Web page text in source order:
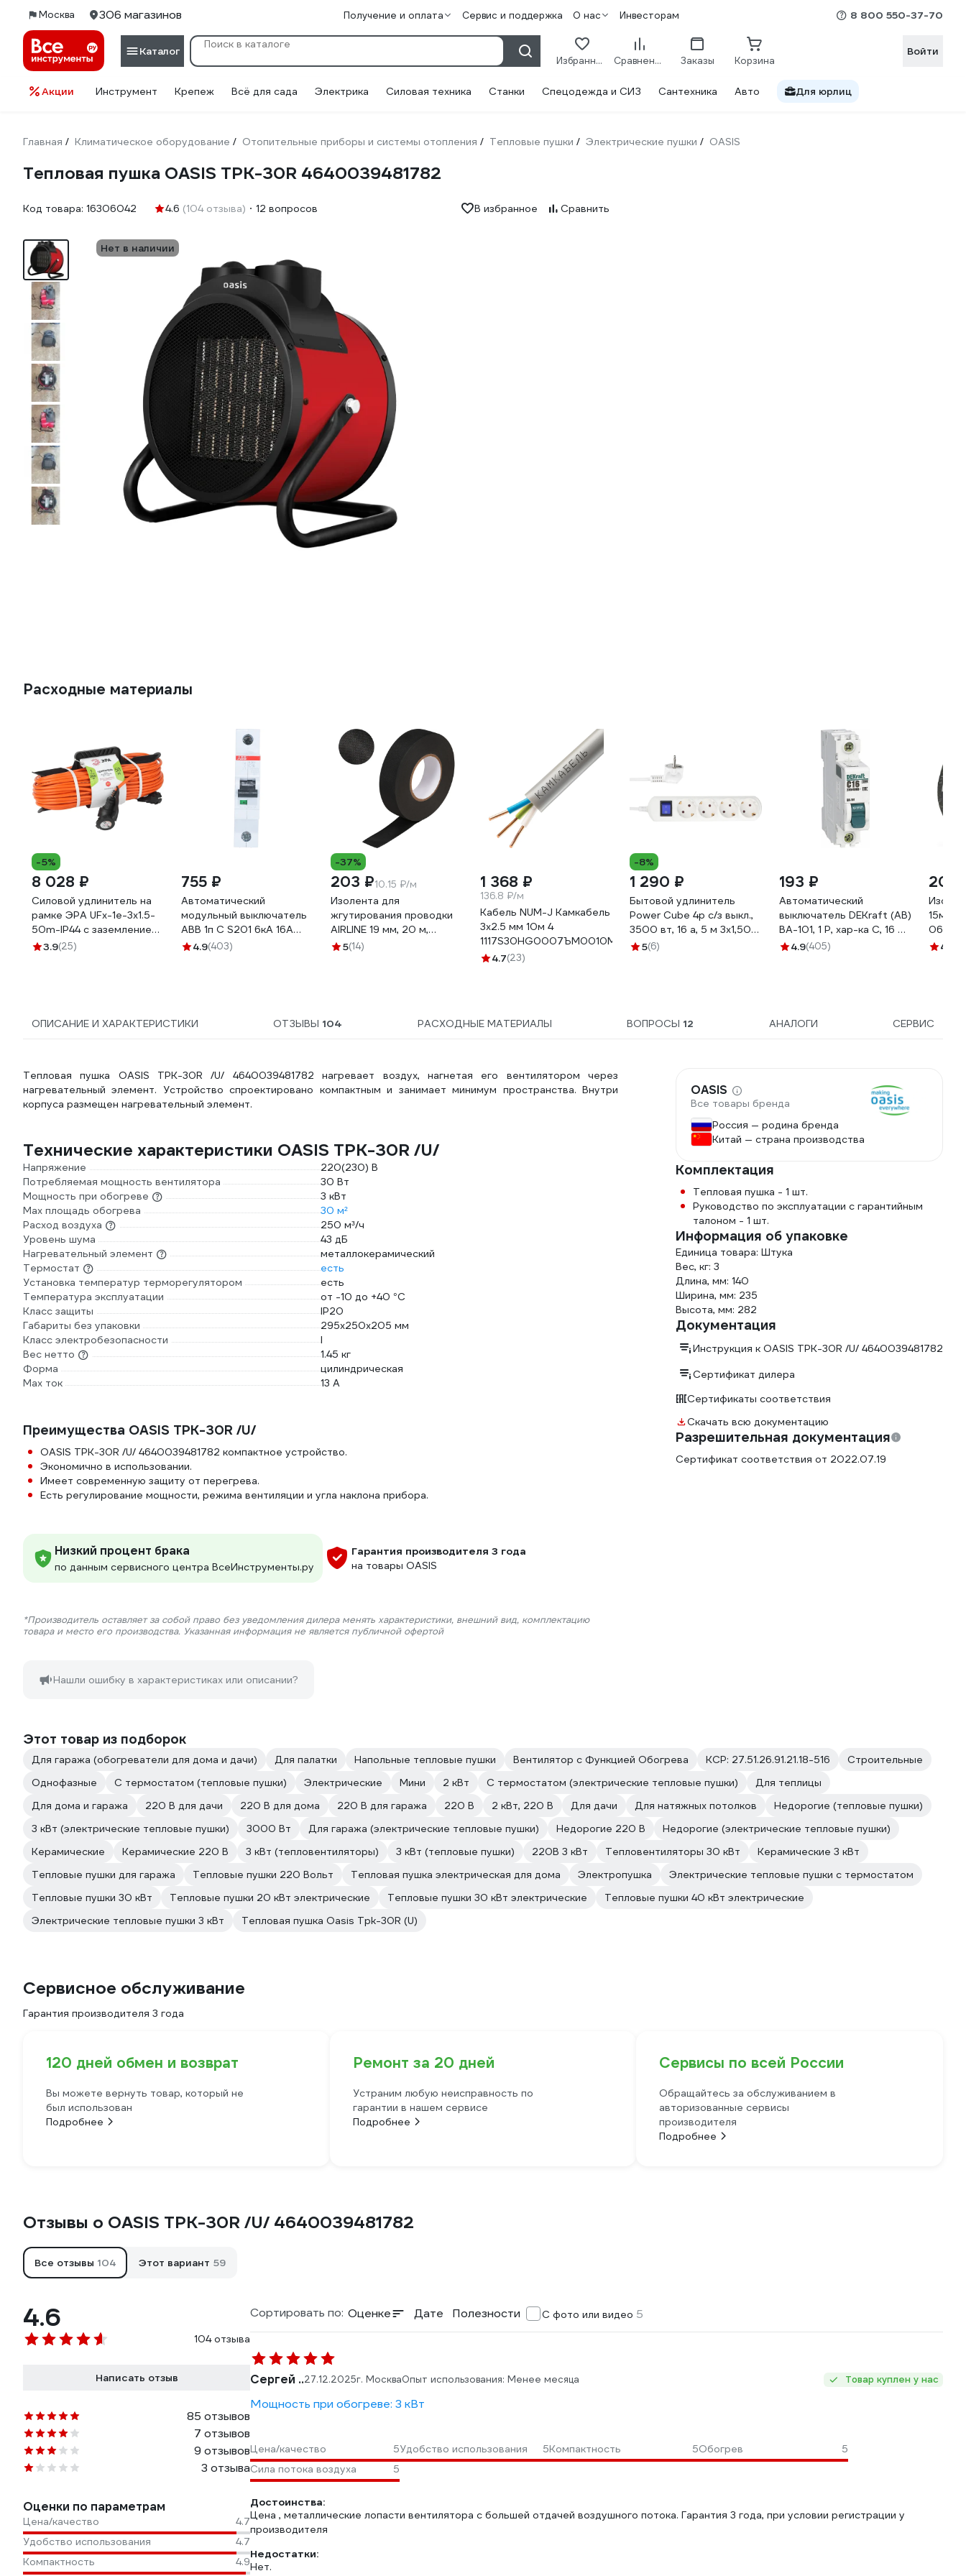
Москва 306 магазинов Получение и оплата Сервис и поддержка О нас Инвесторам 8 800 550-37-70
Каталог
Избранное Сравнение Заказы Корзина
Войти
Акции Инструмент Крепеж Всё для сада Электрика Силовая техника Станки Спецодежда и СИЗ Сантехника Авто Для юрлиц
Главная / Климатическое оборудование / Отопительные приборы и системы отопления / Тепловые пушки / Электрические пушки / OASIS
Тепловая пушка OASIS ТРК-30R 4640039481782
Код товара: 16306042 4.6 (104 отзыва) 12 вопросов В избранное Сравнить
Нет в наличии
Расходные материалы
-5%
8 028 ₽
Силовой удлинитель на
рамке ЭРА UFx-1e-3x1.5-
50m-IP44 с заземлением
1 гнездо 50м ПВС 3х1.5
3.9(25)
755 ₽
Автоматический
модульный выключатель
ABB 1п C S201 6кА 16А
2CDS251001R0164
4.9(403)
-37%
203 ₽10.15 ₽/м
Изолента для
жгутирования проводки
AIRLINE 19 мм, 20 м,
термостойкая, на основе
5(14)
1 368 ₽
136.8 ₽/м
Кабель NUM-J Камкабель
3x2.5 мм 10м 4
1117S30HG0007ЪM0010М
4.7(23)
-8%
1 290 ₽
Бытовой удлинитель
Power Cube 4р с/з выкл.,
3500 вт, 16 а, 5 м 3x1,50
белый PC-5B-5M
5(6)
193 ₽
Автоматический
выключатель DEKraft (АВ)
ВА-101, 1 Р, хар-ка C, 16 А,
4.5 кА 11054DEK
4.9(405)
208
15мм
065
4.6
ОПИСАНИЕ И ХАРАКТЕРИСТИКИ ОТЗЫВЫ 104 РАСХОДНЫЕ МАТЕРИАЛЫ ВОПРОСЫ 12 АНАЛОГИ СЕРВИС
Тепловая пушка OASIS ТРК-30R /U/ 4640039481782 нагревает воздух, нагнетая его вентилятором через
нагревательный элемент. Устройство спроектировано компактным и занимает минимум пространства. Внутри
корпуса размещен нагревательный элемент.
Технические характеристики OASIS ТРК-30R /U/
Напряжение
220(230) В
Потребляемая мощность вентилятора
30 Вт
Мощность при обогреве
3 кВт
Max площадь обогрева
30 м²
Расход воздуха
250 м³/ч
Уровень шума
43 дБ
Нагревательный элемент
металлокерамический
Термостат
есть
Установка температур терморегулятором
есть
Температура эксплуатации
от -10 до +40 °С
Класс защиты
IP20
Габариты без упаковки
295х250х205 мм
Класс электробезопасности
I
Вес нетто
1.45 кг
Форма
цилиндрическая
Max ток
13 А
Преимущества OASIS ТРК-30R /U/
OASIS ТРК-30R /U/ 4640039481782 компактное устройство.
Экономично в использовании.
Имеет современную защиту от перегрева.
Есть регулирование мощности, режима вентиляции и угла наклона прибора.
Низкий процент брака
по данным сервисного центра ВсеИнструменты.ру
Гарантия производителя 3 года
на товары OASIS
*Производитель оставляет за собой право без уведомления дилера менять характеристики, внешний вид, комплектацию
товара и место его производства. Указанная информация не является публичной офертой
Нашли ошибку в характеристиках или описании?
OASIS
Все товары бренда
Россия — родина бренда
Китай — страна производства
Комплектация
Тепловая пушка - 1 шт.
Руководство по эксплуатации с гарантийным
талоном - 1 шт.
Информация об упаковке
Единица товара: Штука
Вес, кг: 3
Длина, мм: 140
Ширина, мм: 235
Высота, мм: 282
Документация
Инструкция к OASIS ТРК-30R /U/ 4640039481782
Сертификат дилера
Сертификаты соответствия
Скачать всю документацию
Разрешительная документация
Сертификат соответствия от 2022.07.19
Этот товар из подборок
Для гаража (обогреватели для дома и дачи) Для палатки Напольные тепловые пушки Вентилятор с Функцией Обогрева КСР: 27.51.26.91.21.18-516
Строительные
Однофазные
С термостатом (тепловые пушки) Электрические Мини 2 кВт С термостатом (электрические тепловые пушки)
Для теплицы
Для дома и гаража
220 В для дачи 220 В для дома 220 В для гаража 220 В 2 кВт, 220 В Для дачи Для натяжных потолков
Недорогие (тепловые пушки)
3 кВт (электрические тепловые пушки)
3000 Вт Для гаража (электрические тепловые пушки) Недорогие 220 В
Недорогие (электрические тепловые пушки)
Керамические
Керамические 220 В 3 кВт (тепловентиляторы) 3 кВт (тепловые пушки) 220В 3 кВт Тепловентиляторы 30 кВт
Керамические 3 кВт
Тепловые пушки для гаража
Тепловые пушки 220 Вольт Тепловая пушка электрическая для дома Электропушка
Электрические тепловые пушки с термостатом
Тепловые пушки 30 кВт
Тепловые пушки 20 кВт электрические Тепловые пушки 30 кВт электрические
Тепловые пушки 40 кВт электрические
Электрические тепловые пушки 3 кВт
Тепловая пушка Oasis Tpk-30R (U)
Сервисное обслуживание
Гарантия производителя 3 года
120 дней обмен и возврат
Вы можете вернуть товар, который не
был использован
Подробнее
Ремонт за 20 дней
Устраним любую неисправность по
гарантии в нашем сервисе
Подробнее
Сервисы по всей России
Обращайтесь за обслуживанием в
авторизованные сервисы
производителя
Подробнее
Отзывы о OASIS ТРК-30R /U/ 4640039481782
Все отзывы 104 Этот вариант 59
4.6
104 отзыва
Написать отзыв
85 отзывов
7 отзывов
9 отзывов
3 отзыва
Оценки по параметрам
Цена/качество
4.7
Удобство использования
4.7
Компактность
4.9
Сортировать по: Оценке Дате Полезности С фото или видео 5
Сергей ..27.12.2025г. МоскваОпыт использования: Менее месяца Товар куплен у нас
Мощность при обогреве: 3 кВт
Цена/качество 5Удобство использования 5Компактность 5Обогрев
5
Сила потока воздуха
5
Достоинства:
Цена , металлические лопасти вентилятора с большей отдачей воздушного потока. Гарантия 3 года, при условии регистрации у
производителя
Недостатки:
Нет.